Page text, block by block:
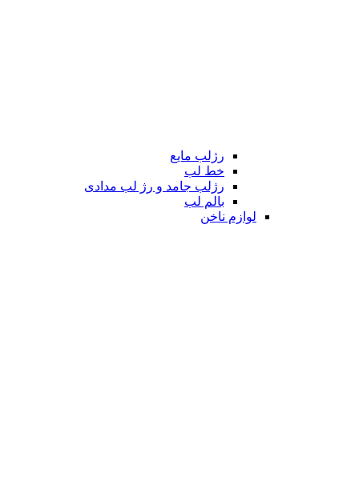
رژلب مایع
خط لب
رژلب جامد و رژ لب مدادی
بالم لب
لوازم ناخن